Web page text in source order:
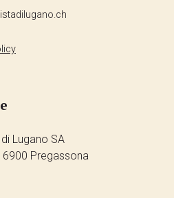
Lugano SA
6900 Pregassona